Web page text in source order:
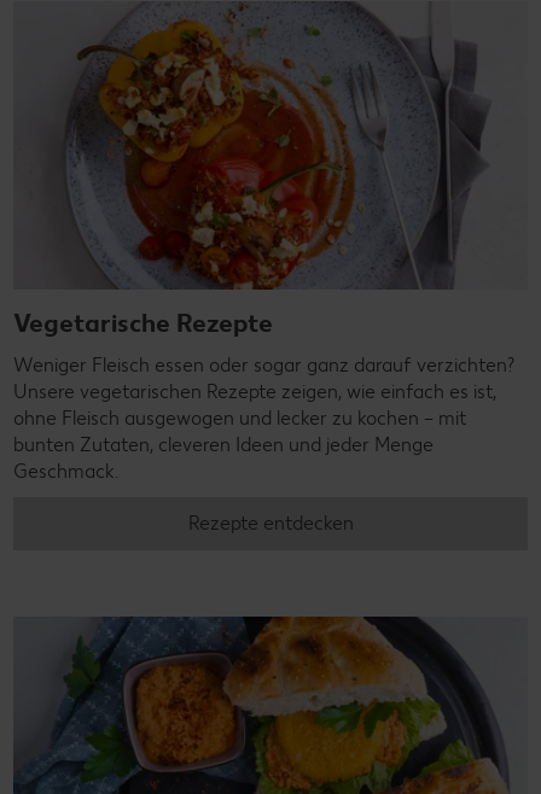
Vegetarische Rezepte
Weniger Fleisch essen oder sogar ganz darauf verzichten?
Unsere vegetarischen Rezepte zeigen, wie einfach es ist,
ohne Fleisch ausgewogen und lecker zu kochen – mit
bunten Zutaten, cleveren Ideen und jeder Menge
Geschmack.
Rezepte entdecken